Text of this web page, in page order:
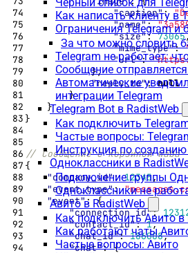
Как написать клиенту в
Ограничения Telegram и
За что можно словить
Telegram не работает:
Сообщение
Автоматические
интеграции Telegram
Telegram Bot в RadistWeb
Как подключить
Частые вопросы:
Инструкция по
Одноклассники в
Подключение группы
Одноклассники не
Авито в RadistWeb
Как подключить Авито в
Как работают чаты
Частые вопросы: Авито
"caption":
"name":
"size": 73065
"mime_type":
"url":
},
"reply_to": null
}
}
}
{
"company_id": 12345,
"event_type":
"event":
{
"connection_id":
"contact_id": 1,
"chat_id": 186008,
"chat": {